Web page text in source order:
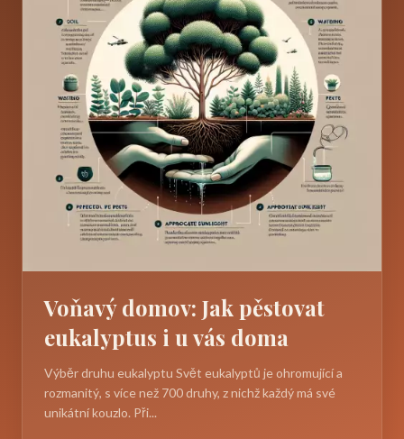
Voňavý domov: Jak pěstovat
eukalyptus i u vás doma
Výběr druhu eukalyptu Svět eukalyptů je ohromující a
rozmanitý, s více než 700 druhy, z nichž každý má své
unikátní kouzlo. Při...